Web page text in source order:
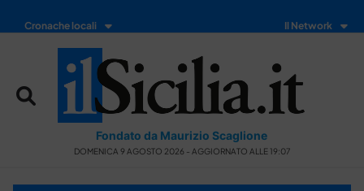
Cronache locali Il Network
Fondato da Maurizio Scaglione
DOMENICA 9 AGOSTO 2026 - AGGIORNATO ALLE 19:07